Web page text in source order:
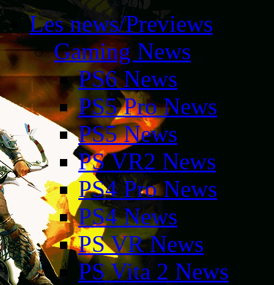
Les news/Previews
Gaming News
PS6 News
PS5 Pro News
PS5 News
PS VR2 News
PS4 Pro News
PS4 News
PS VR News
PS Vita 2 News